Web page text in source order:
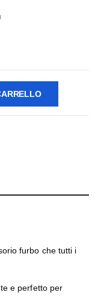
furbo che tutti i
e perfetto per